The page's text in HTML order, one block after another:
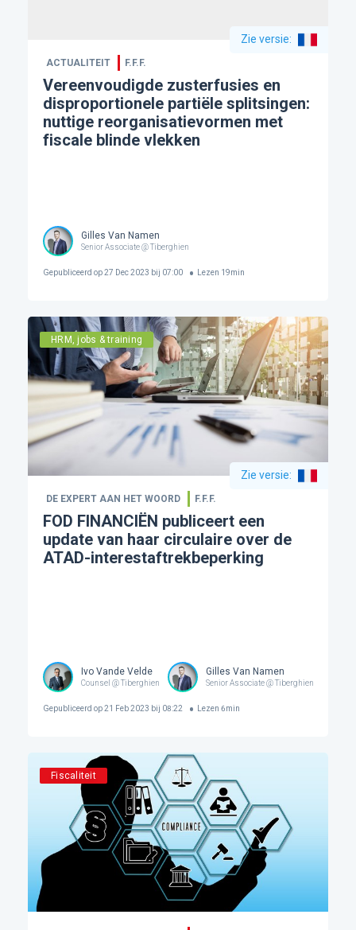
Zie versie:
ACTUALITEIT F.F.F.
Vereenvoudigde zusterfusies en
disproportionele partiële splitsingen:
nuttige reorganisatievormen met
fiscale blinde vlekken
Gilles Van Namen
Senior Associate @ Tiberghien
Gepubliceerd op27 Dec 2023 bij 07:00 Lezen 19min
HRM, jobs & training
Zie versie:
DE EXPERT AAN HET WOORD F.F.F.
FOD FINANCIËN publiceert een
update van haar circulaire over de
ATAD-interestaftrekbeperking
Ivo Vande Velde
Counsel @ Tiberghien
Gilles Van Namen
Senior Associate @ Tiberghien
Gepubliceerd op21 Feb 2023 bij 08:22 Lezen 6min
Fiscaliteit